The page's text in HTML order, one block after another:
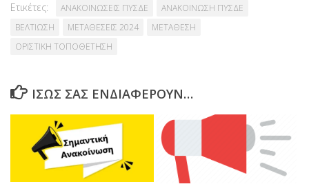
Ετικέτες: ΑΝΑΚΟΙΝΩΣΕΙΣ ΠΥΣΔΕ
ΑΝΑΚΟΙΝΩΣΗ ΠΥΣΔΕ
ΒΕΛΤΙΩΣΗ
ΜΕΤΑΘΕΣΕΙΣ 2024
ΜΕΤΑΘΕΣΗ
ΟΡΙΣΤΙΚΗ ΤΟΠΟΘΕΤΗΣΗ
ΊΣΩΣ ΣΑΣ ΕΝΔΙΑΦΈΡΟΥΝ…